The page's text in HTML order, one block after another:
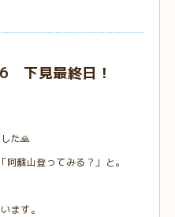
下見最終日！
た🙏
蘇山登ってみる？」と。
ます。